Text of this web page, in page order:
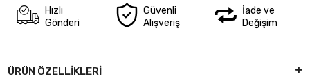
Hızlı
Gönderi
Güvenli
Alışveriş
İade ve
Değişim
ÜRÜN ÖZELLİKLERİ